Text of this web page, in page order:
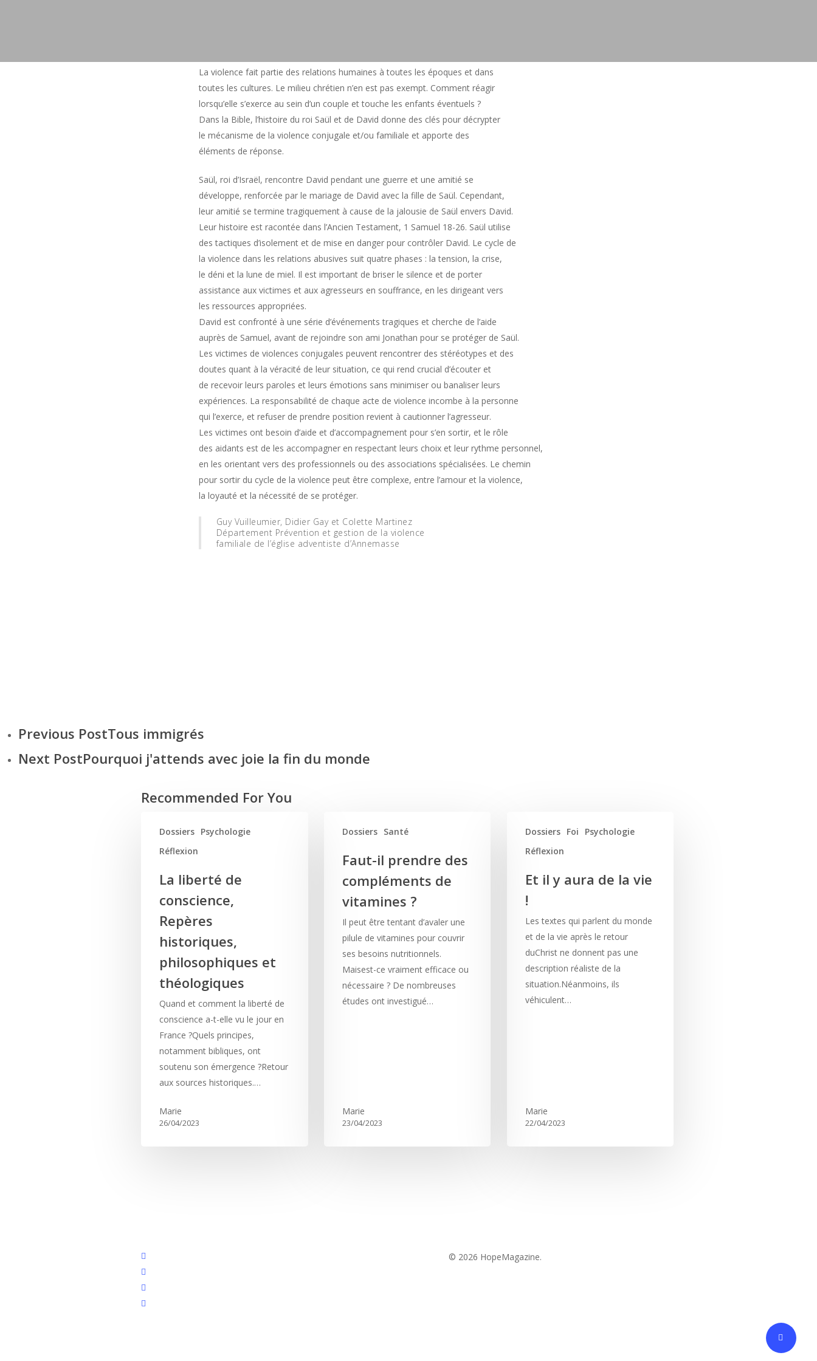
La violence fait partie des relations humaines à toutes les époques et dans
toutes les cultures. Le milieu chrétien n’en est pas exempt. Comment réagir
lorsqu’elle s’exerce au sein d’un couple et touche les enfants éventuels ?
Dans la Bible, l’histoire du roi Saül et de David donne des clés pour décrypter
le mécanisme de la violence conjugale et/ou familiale et apporte des
éléments de réponse.
Saül, roi d’Israël, rencontre David pendant une guerre et une amitié se
développe, renforcée par le mariage de David avec la fille de Saül. Cependant,
leur amitié se termine tragiquement à cause de la jalousie de Saül envers David.
Leur histoire est racontée dans l’Ancien Testament, 1 Samuel 18-26. Saül utilise
des tactiques d’isolement et de mise en danger pour contrôler David. Le cycle de
la violence dans les relations abusives suit quatre phases : la tension, la crise,
le déni et la lune de miel. Il est important de briser le silence et de porter
assistance aux victimes et aux agresseurs en souffrance, en les dirigeant vers
les ressources appropriées.
David est confronté à une série d’événements tragiques et cherche de l’aide
auprès de Samuel, avant de rejoindre son ami Jonathan pour se protéger de Saül.
Les victimes de violences conjugales peuvent rencontrer des stéréotypes et des
doutes quant à la véracité de leur situation, ce qui rend crucial d’écouter et
de recevoir leurs paroles et leurs émotions sans minimiser ou banaliser leurs
expériences. La responsabilité de chaque acte de violence incombe à la personne
qui l’exerce, et refuser de prendre position revient à cautionner l’agresseur.
Les victimes ont besoin d’aide et d’accompagnement pour s’en sortir, et le rôle
des aidants est de les accompagner en respectant leurs choix et leur rythme personnel,
en les orientant vers des professionnels ou des associations spécialisées. Le chemin
pour sortir du cycle de la violence peut être complexe, entre l’amour et la violence,
la loyauté et la nécessité de se protéger.
Guy Vuilleumier, Didier Gay et Colette Martinez
Département Prévention et gestion de la violence
familiale de l’église adventiste d’Annemasse
Previous PostTous immigrés
Next PostPourquoi j'attends avec joie la fin du monde
Recommended For You
Dossiers Psychologie
Réflexion
La liberté de
conscience,
Repères
historiques,
philosophiques et
théologiques
Quand et comment la liberté de
conscience a-t-elle vu le jour en
France ?Quels principes,
notamment bibliques, ont
soutenu son émergence ?Retour
aux sources historiques.…
Marie
26/04/2023
Dossiers Santé
Faut-il prendre des
compléments de
vitamines ?
Il peut être tentant d’avaler une
pilule de vitamines pour couvrir
ses besoins nutritionnels.
Maisest-ce vraiment efficace ou
nécessaire ? De nombreuses
études ont investigué…
Marie
23/04/2023
Dossiers Foi
Psychologie
Réflexion
Et il y aura de la vie
!
Les textes qui parlent du monde
et de la vie après le retour
duChrist ne donnent pas une
description réaliste de la
situation.Néanmoins, ils
véhiculent…
Marie
22/04/2023
facebook
youtube
RSS
instagram
© 2026 HopeMagazine.